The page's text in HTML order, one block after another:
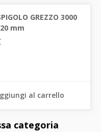
GREZZO 3000
mm
al carrello
categoria